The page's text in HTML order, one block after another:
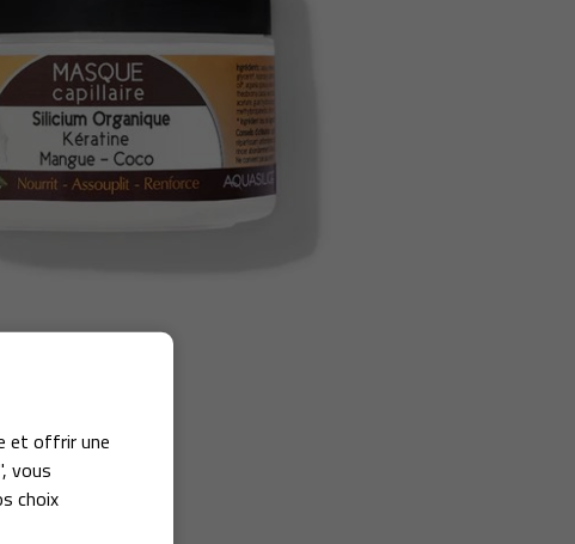
et offrir une
vous
choix